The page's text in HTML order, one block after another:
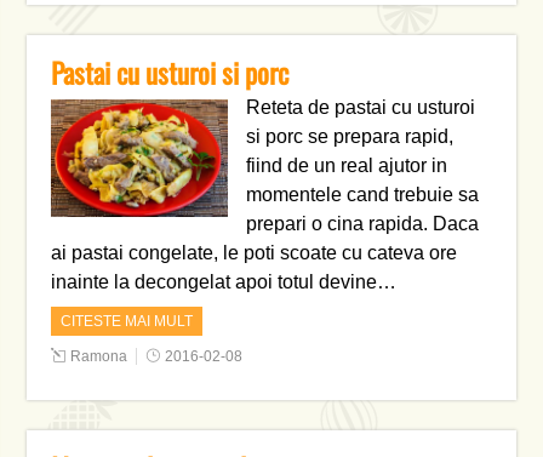
Pastai cu usturoi si porc
Reteta de pastai cu usturoi
si porc se prepara rapid,
fiind de un real ajutor in
momentele cand trebuie sa
prepari o cina rapida. Daca
ai pastai congelate, le poti scoate cu cateva ore
inainte la decongelat apoi totul devine…
CITESTE MAI MULT
Ramona 2016-02-08